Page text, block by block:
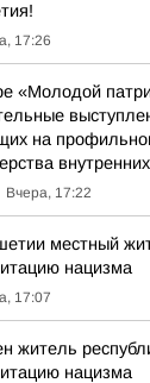
17:26
«Молодой
на
Вчера, 17:22
местный
нацизма
17:07
житель
нацизма